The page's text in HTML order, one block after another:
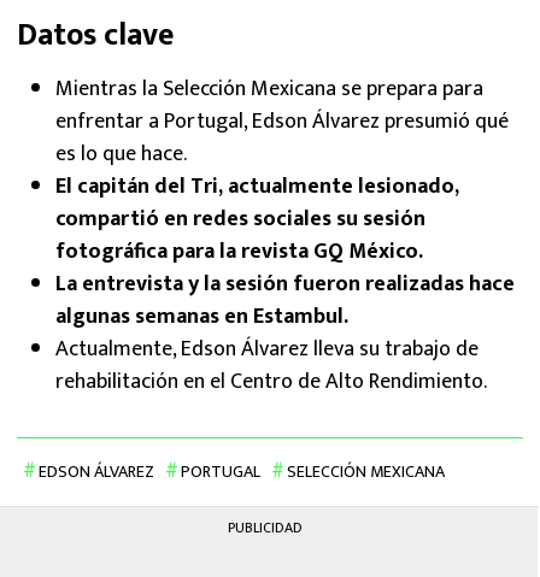
Datos clave
Mientras la Selección Mexicana se prepara para
enfrentar a Portugal, Edson Álvarez presumió qué
es lo que hace.
El capitán del Tri, actualmente lesionado,
compartió en redes sociales su sesión
fotográfica para la revista GQ México.
La entrevista y la sesión fueron realizadas hace
algunas semanas en Estambul.
Actualmente, Edson Álvarez lleva su trabajo de
rehabilitación en el Centro de Alto Rendimiento.
EDSON ÁLVAREZ PORTUGAL SELECCIÓN MEXICANA
PUBLICIDAD